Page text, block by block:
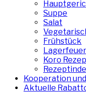
Suppe
Salat
Frühstück
Lagerfeuer
Koro
Kooperation
Aktuelle